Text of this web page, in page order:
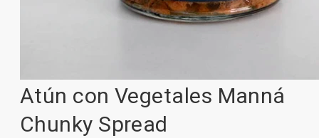
Atún con Vegetales Manná
Chunky Spread